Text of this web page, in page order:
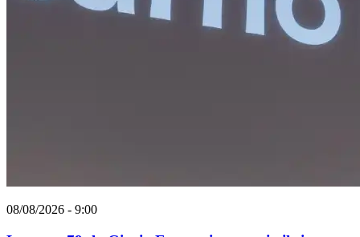
08/08/2026 - 9:00